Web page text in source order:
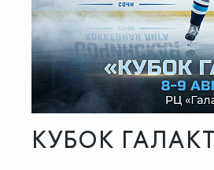
КУБОК